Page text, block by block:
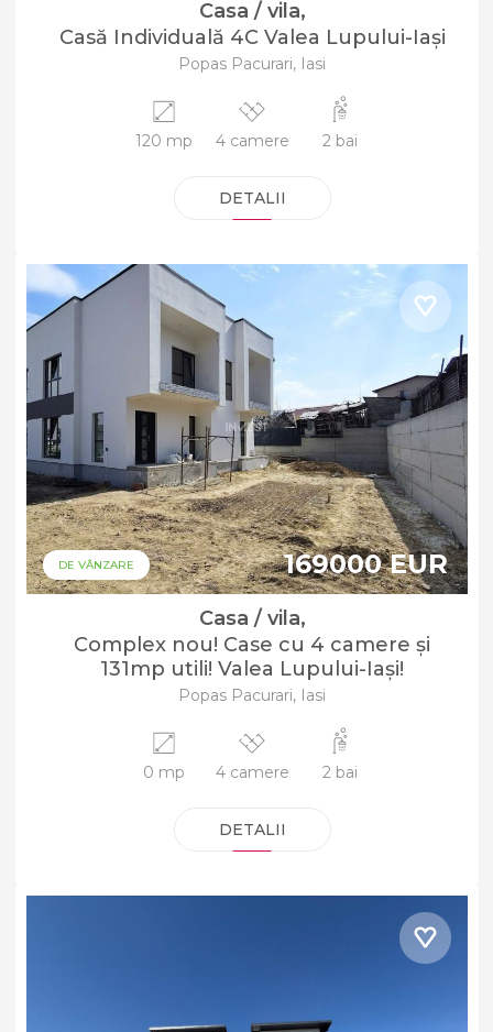
Casa / vila,
Casă Individuală 4C Valea Lupului-Iași
Popas Pacurari, Iasi
120 mp 4 camere 2 bai
DETALII
DE VÂNZARE 169000 EUR
Casa / vila,
Complex nou! Case cu 4 camere și
131mp utili! Valea Lupului-Iași!
Popas Pacurari, Iasi
0 mp 4 camere 2 bai
DETALII